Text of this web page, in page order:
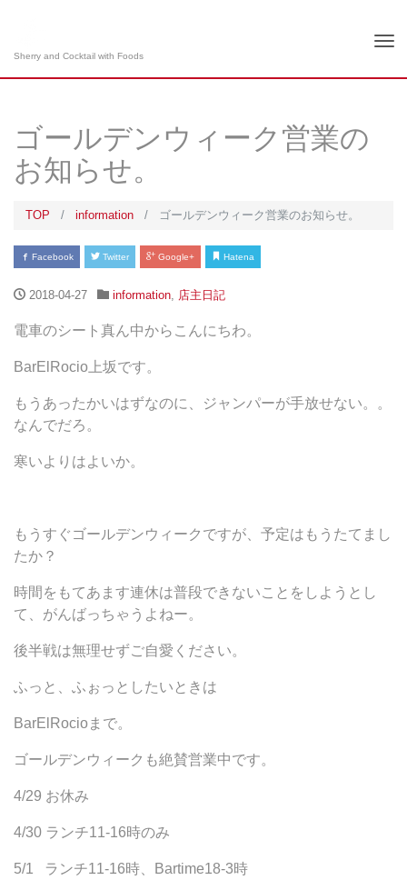
Sherry and Cocktail with Foods
ゴールデンウィーク営業の
お知らせ。
TOP information ゴールデンウィーク営業のお知らせ。
Facebook Twitter Google+ Hatena
2018-04-27 information, 店主日記
電車のシート真ん中からこんにちわ。
BarElRocio上坂です。
もうあったかいはずなのに、ジャンパーが手放せない。。
なんでだろ。
寒いよりはよいか。
もうすぐゴールデンウィークですが、予定はもうたてまし
たか？
時間をもてあます連休は普段できないことをしようとし
て、がんばっちゃうよねー。
後半戦は無理せずご自愛ください。
ふっと、ふぉっとしたいときは
BarElRocioまで。
ゴールデンウィークも絶賛営業中です。
4/29 お休み
4/30 ランチ11-16時のみ
5/1 ランチ11-16時、Bartime18-3時